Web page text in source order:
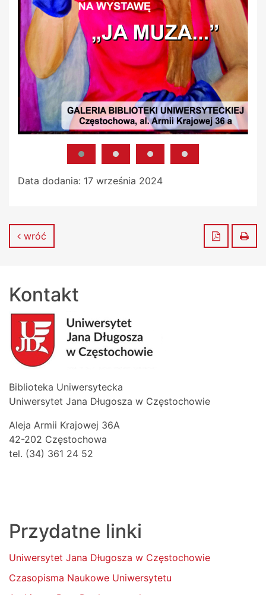
Data dodania: 17 września 2024
wróć Zapisz do
Kontakt
Biblioteka Uniwersytecka
Uniwersytet Jana Długosza w Częstochowie
Aleja Armii Krajowej 36A
42-202 Częstochowa
tel. (34) 361 24 52
Przydatne linki
Uniwersytet Jana Długosza w Częstochowie
Czasopisma Naukowe Uniwersytetu